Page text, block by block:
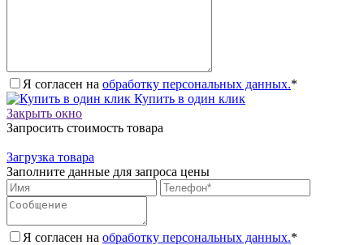
Я согласен на обработку персональных данных.*
Купить в один клик
Закрыть окно
Запросить стоимость товара
Загрузка товара
Заполните данные для запроса цены
Я согласен на обработку персональных данных.*